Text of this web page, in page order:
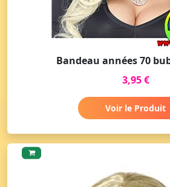
Bandeau années 70
3,95 €
Voir le Produit